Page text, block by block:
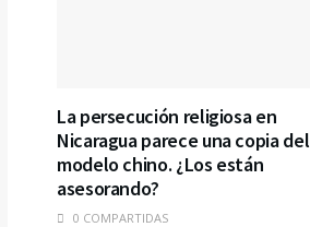
La persecución religiosa en
Nicaragua parece una copia del
modelo chino. ¿Los están
asesorando?
0 COMPARTIDAS